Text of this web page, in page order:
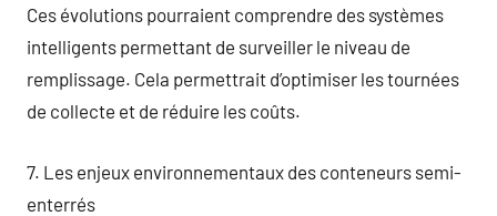
Ces évolutions pourraient comprendre des systèmes
intelligents permettant de surveiller le niveau de
remplissage. Cela permettrait d’optimiser les tournées
de collecte et de réduire les coûts.
7. Les enjeux environnementaux des conteneurs semi-
enterrés